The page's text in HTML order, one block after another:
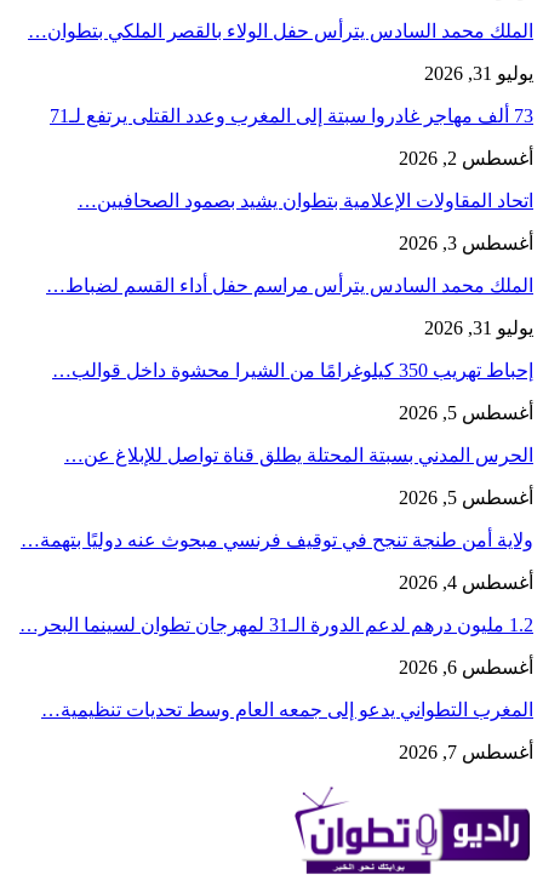
الملك محمد السادس يترأس حفل الولاء بالقصر الملكي بتطوان…
يوليو 31, 2026
73 ألف مهاجر غادروا سبتة إلى المغرب وعدد القتلى يرتفع لـ71
أغسطس 2, 2026
اتحاد المقاولات الإعلامية بتطوان يشيد بصمود الصحافيين…
أغسطس 3, 2026
الملك محمد السادس يترأس مراسم حفل أداء القسم لضباط…
يوليو 31, 2026
إحباط تهريب 350 كيلوغرامًا من الشيرا محشوة داخل قوالب…
أغسطس 5, 2026
الحرس المدني بسبتة المحتلة يطلق قناة تواصل للإبلاغ عن…
أغسطس 5, 2026
ولاية أمن طنجة تنجح في توقيف فرنسي مبحوث عنه دوليًا بتهمة…
أغسطس 4, 2026
1.2 مليون درهم لدعم الدورة الـ31 لمهرجان تطوان لسينما البحر…
أغسطس 6, 2026
المغرب التطواني يدعو إلى جمعه العام وسط تحديات تنظيمية…
أغسطس 7, 2026